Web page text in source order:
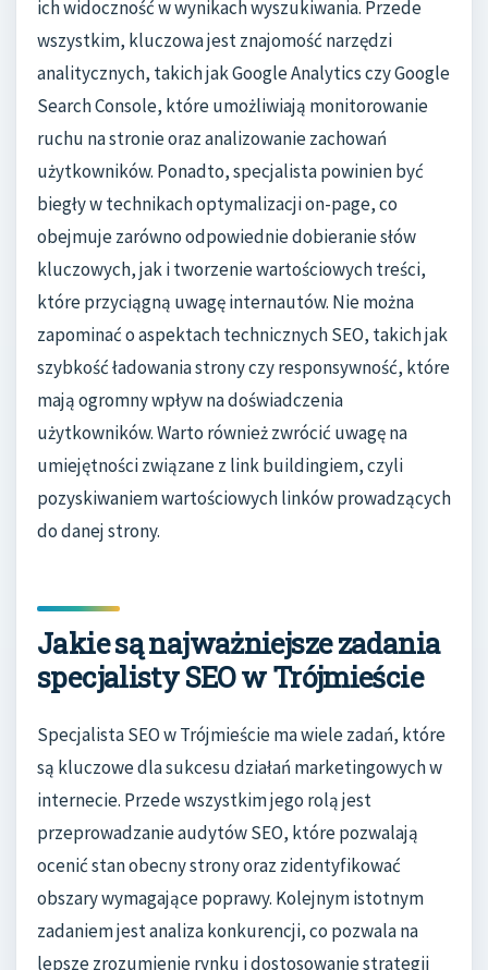
ich widoczność w wynikach wyszukiwania. Przede
wszystkim, kluczowa jest znajomość narzędzi
analitycznych, takich jak Google Analytics czy Google
Search Console, które umożliwiają monitorowanie
ruchu na stronie oraz analizowanie zachowań
użytkowników. Ponadto, specjalista powinien być
biegły w technikach optymalizacji on-page, co
obejmuje zarówno odpowiednie dobieranie słów
kluczowych, jak i tworzenie wartościowych treści,
które przyciągną uwagę internautów. Nie można
zapominać o aspektach technicznych SEO, takich jak
szybkość ładowania strony czy responsywność, które
mają ogromny wpływ na doświadczenia
użytkowników. Warto również zwrócić uwagę na
umiejętności związane z link buildingiem, czyli
pozyskiwaniem wartościowych linków prowadzących
do danej strony.
Jakie są najważniejsze zadania
specjalisty SEO w Trójmieście
Specjalista SEO w Trójmieście ma wiele zadań, które
są kluczowe dla sukcesu działań marketingowych w
internecie. Przede wszystkim jego rolą jest
przeprowadzanie audytów SEO, które pozwalają
ocenić stan obecny strony oraz zidentyfikować
obszary wymagające poprawy. Kolejnym istotnym
zadaniem jest analiza konkurencji, co pozwala na
lepsze zrozumienie rynku i dostosowanie strategii